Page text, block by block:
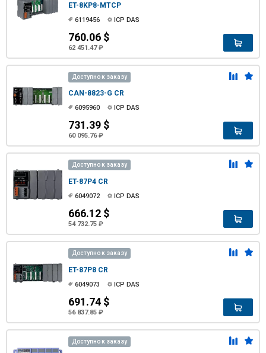
ET-8KP8-MTCP
6119456 ICP DAS
760.06 $
62 451.47 ₽
Доступно к заказу
CAN-8823-G CR
6095960 ICP DAS
731.39 $
60 095.76 ₽
Доступно к заказу
ET-87P4 CR
6049072 ICP DAS
666.12 $
54 732.75 ₽
Доступно к заказу
ET-87P8 CR
6049073 ICP DAS
691.74 $
56 837.85 ₽
Доступно к заказу